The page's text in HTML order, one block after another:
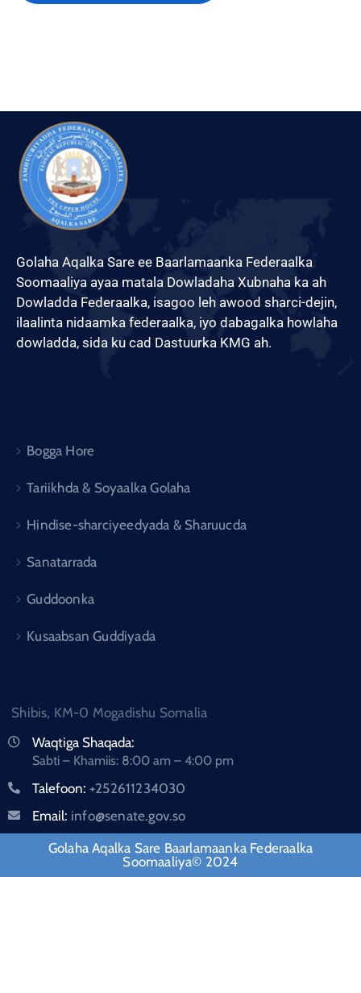
Golaha Aqalka Sare ee Baarlamaanka Federaalka
Soomaaliya ayaa matala Dowladaha Xubnaha ka ah
Dowladda Federaalka, isagoo leh awood sharci-dejin,
ilaalinta nidaamka federaalka, iyo dabagalka howlaha
dowladda, sida ku cad Dastuurka KMG ah.
Bogga Hore
Tariikhda & Soyaalka Golaha
Hindise-sharciyeedyada & Sharuucda
Sanatarrada
Guddoonka
Kusaabsan Guddiyada
Shibis, KM-0 Mogadishu Somalia
Waqtiga Shaqada:
Sabti – Khamiis: 8:00 am – 4:00 pm
Talefoon: +252611234030
Email: info@senate.gov.so
Golaha Aqalka Sare Baarlamaanka Federaalka
Soomaaliya© 2024